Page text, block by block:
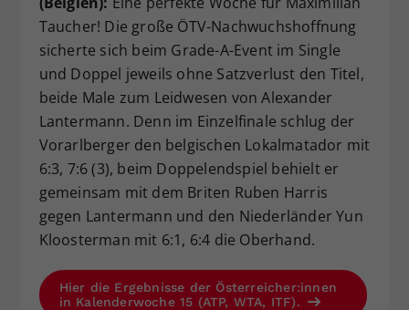
Taucher! Die große ÖTV-Nachwuchshoffnung
sicherte sich beim Grade-A-Event im Single
und Doppel jeweils ohne Satzverlust den Titel,
beide Male zum Leidwesen von Alexander
Lantermann. Denn im Einzelfinale schlug der
Vorarlberger den belgischen Lokalmatador mit
6:3, 7:6 (3), beim Doppelendspiel behielt er
gemeinsam mit dem Briten Ruben Harris
gegen Lantermann und den Niederländer Yun
Kloosterman mit 6:1, 6:4 die Oberhand.
Hier die Ergebnisse der Österreicher:innen
in Kalenderwoche 15 (ATP, WTA, ITF).